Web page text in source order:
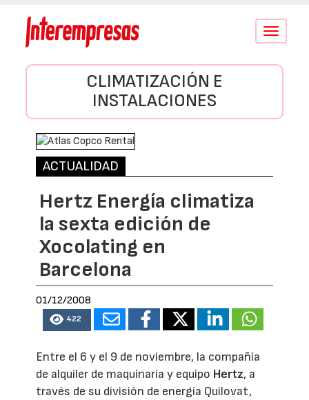
Conmutar
CLIMATIZACIÓN E
INSTALACIONES
ACTUALIDAD
Hertz Energía climatiza
la sexta edición de
Xocolating en
Barcelona
01/12/2008
422
Entre el 6 y el 9 de noviembre, la compañía
de alquiler de maquinaria y equipo Hertz, a
través de su división de energía Quilovat,